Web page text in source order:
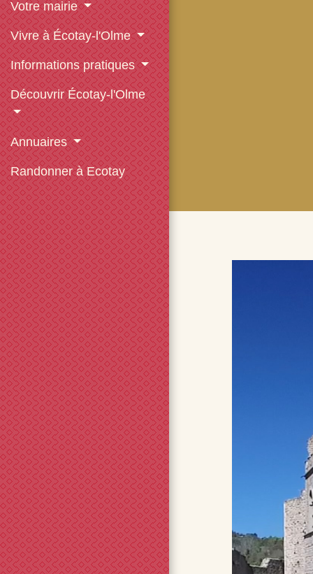
Votre mairie
Vivre à Écotay-l'Olme
Informations pratiques
Découvrir Écotay-l'Olme
Annuaires
Randonner à Ecotay